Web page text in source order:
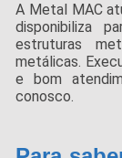
A Metal MAC
disponibiliza
estruturas
metálicas.
e bom
conosco.